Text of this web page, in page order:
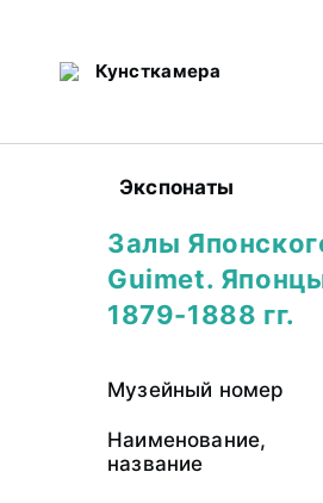
Кунсткамера
Экспонаты
Залы
Guimet.
1879-1888 гг.
Музейный номер
Наименование,
название